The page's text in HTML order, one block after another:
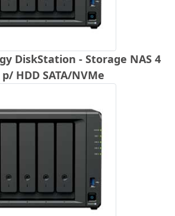
DiskStation - Storage NAS 4
HDD SATA/NVMe